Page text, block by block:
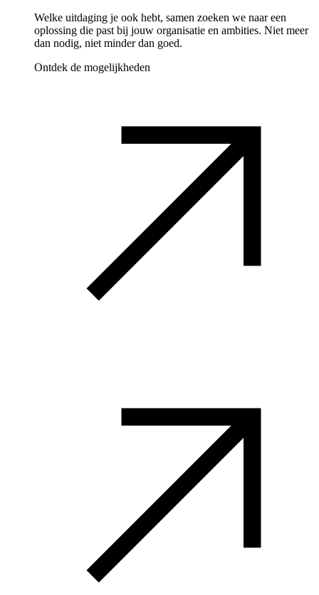
Welke uitdaging je ook hebt, samen zoeken we naar een
oplossing die past bij jouw organisatie en ambities. Niet meer
dan nodig, niet minder dan goed.
Ontdek de mogelijkheden